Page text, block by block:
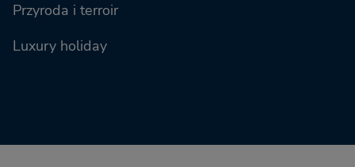
Przyroda i terroir
Luxury holiday